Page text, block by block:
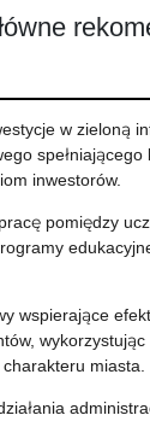
w zieloną
spełniającego
inwestorów.
pomiędzy
wspierające
wykorzystując
miasta.